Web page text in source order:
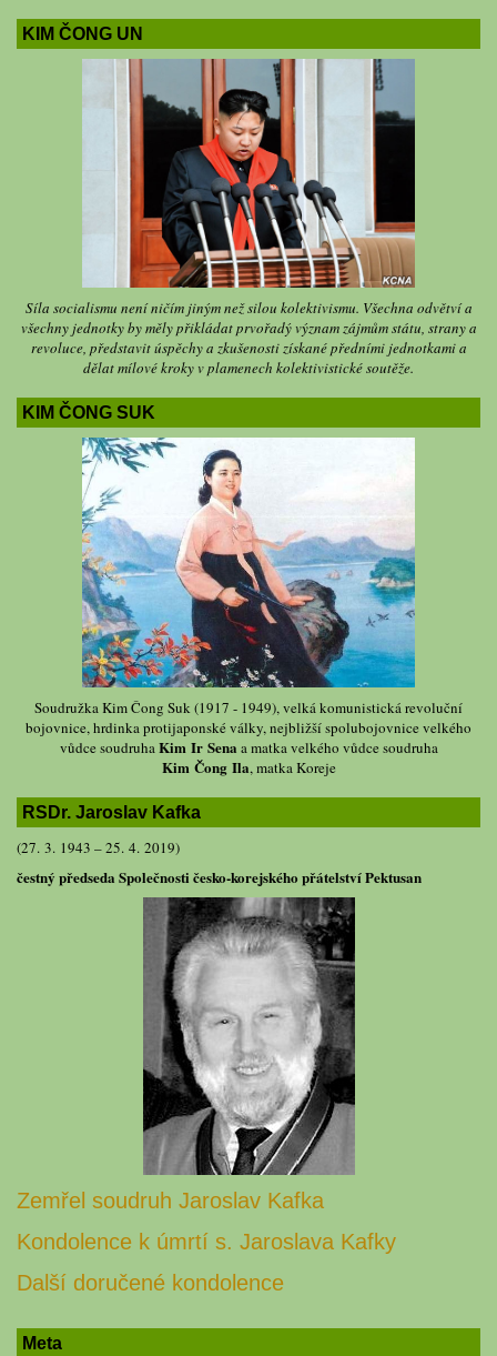
KIM ČONG UN
Síla socialismu není ničím jiným než silou kolektivismu. Všechna odvětví a
všechny jednotky by měly přikládat prvořadý význam zájmům státu, strany a
revoluce, představit úspěchy a zkušenosti získané předními jednotkami a
dělat mílové kroky v plamenech kolektivistické soutěže.
KIM ČONG SUK
Soudružka Kim Čong Suk (1917 - 1949), velká komunistická revoluční
bojovnice, hrdinka protijaponské války, nejbližší spolubojovnice velkého
vůdce soudruhaKim Ir Sena a matka velkého vůdce soudruha
Kim Čong Ila, matka Koreje
RSDr. Jaroslav Kafka
(27. 3. 1943 – 25. 4. 2019)
čestný předseda Společnosti česko-korejského přátelství Pektusan
Zemřel soudruh Jaroslav Kafka
Kondolence k úmrtí s. Jaroslava Kafky
Další doručené kondolence
Meta